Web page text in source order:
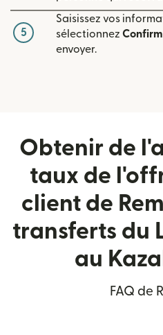
5
Saisissez vos
sélectionnez
envoyer.
Obtenir de
taux de
client de
transferts du
au
FAQ de